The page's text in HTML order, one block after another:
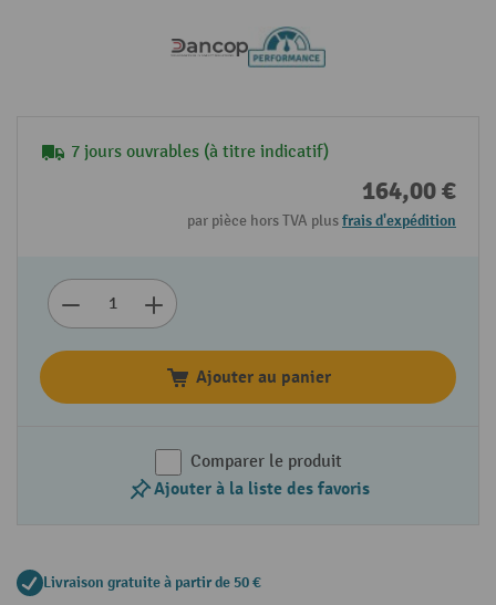
7 jours ouvrables (à titre indicatif)
164,00 €
par pièce hors TVA plusfrais d'expédition
Ajouter au panier
Comparer le produit
Ajouter à la liste des favoris
Livraison gratuite à partir de 50 €